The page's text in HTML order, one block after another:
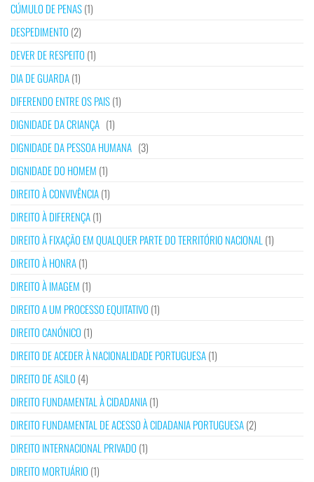
CÚMULO DE PENAS(1)
DESPEDIMENTO (2)
DEVER DE RESPEITO (1)
DIA DE GUARDA(1)
DIFERENDO ENTRE OS PAIS(1)
DIGNIDADE DA CRIANÇA (1)
DIGNIDADE DA PESSOA HUMANA (3)
DIGNIDADE DO HOMEM (1)
DIREITO À CONVIVÊNCIA(1)
DIREITO À DIFERENÇA(1)
DIREITO À FIXAÇÃO EM QUALQUER PARTE DO TERRITÓRIO NACIONAL (1)
DIREITO À HONRA(1)
DIREITO À IMAGEM (1)
DIREITO A UM PROCESSO EQUITATIVO (1)
DIREITO CANÓNICO (1)
DIREITO DE ACEDER À NACIONALIDADE PORTUGUESA(1)
DIREITO DE ASILO (4)
DIREITO FUNDAMENTAL À CIDADANIA(1)
DIREITO FUNDAMENTAL DE ACESSO À CIDADANIA PORTUGUESA(2)
DIREITO INTERNACIONAL PRIVADO (1)
DIREITO MORTUÁRIO (1)